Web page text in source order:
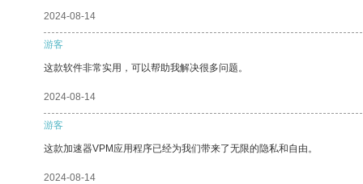
2024-08-14
游客
这款软件非常实用，可以帮助我解决很多问题。
2024-08-14
游客
这款加速器VPM应用程序已经为我们带来了无限的隐私和自由。
2024-08-14